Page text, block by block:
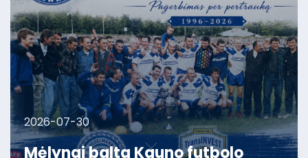
2026-07-30
Mėlynai balta Kauno futbolo